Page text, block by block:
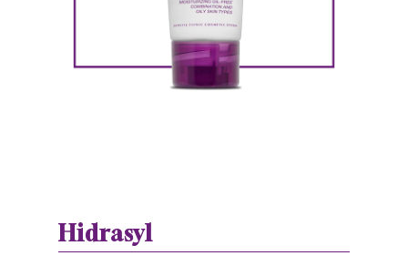
Hidrasyl